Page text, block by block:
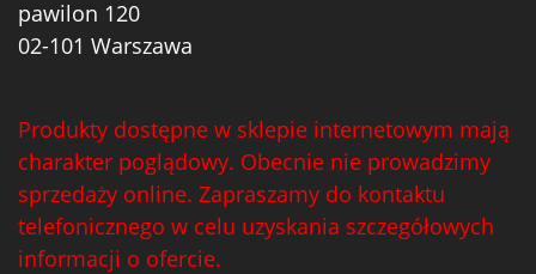
pawilon 120
02-101 Warszawa
Produkty dostępne w sklepie internetowym mają
charakter poglądowy. Obecnie nie prowadzimy
sprzedaży online. Zapraszamy do kontaktu
telefonicznego w celu uzyskania szczegółowych
informacji o ofercie.